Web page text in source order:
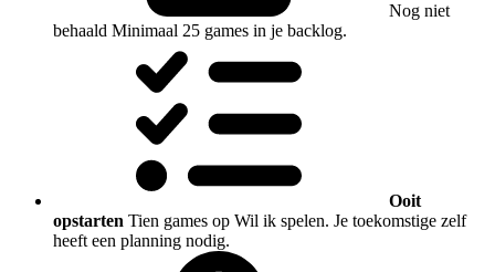
Nog niet
behaald Minimaal 25 games in je backlog.
Ooit
opstarten Tien games op Wil ik spelen. Je toekomstige zelf
heeft een planning nodig.